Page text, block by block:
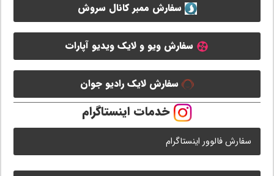
سفارش ممبر کانال سروش
سفارش ویو و لایک ویدیو آپارات
سفارش لایک رادیو جوان
خدمات اینستاگرام
سفارش فالوور اینستاگرام